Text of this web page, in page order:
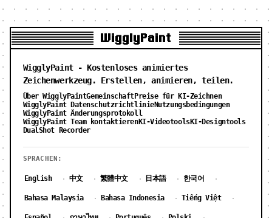
WigglyPaint
WigglyPaint - Kostenloses animiertes
Zeichenwerkzeug. Erstellen, animieren, teilen.
Über WigglyPaintGemeinschaftPreise für KI-Zeichnen
WigglyPaint DatenschutzrichtlinieNutzungsbedingungen
WigglyPaint Änderungsprotokoll
WigglyPaint Team kontaktierenKI-VideotoolsKI-Designtools
DualShot Recorder
SPRACHEN:
English · 中文 · 繁體中文 · 日本語 · 한국어 ·
Bahasa Malaysia · Bahasa Indonesia · Tiếng Việt ·